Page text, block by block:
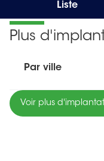
Liste
Plus
Par ville
Voir plus